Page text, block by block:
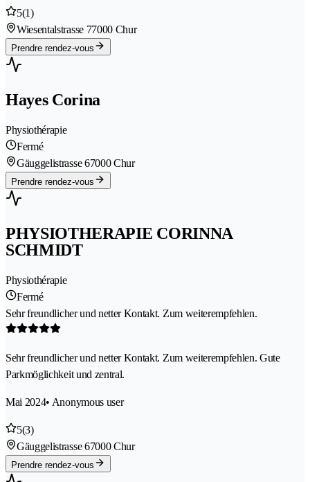
5(1)
Wiesentalstrasse 77000 Chur
Prendre rendez-vous
Hayes Corina
Physiothérapie
Fermé
Gäuggelistrasse 67000 Chur
Prendre rendez-vous
PHYSIOTHERAPIE CORINNA
SCHMIDT
Physiothérapie
Fermé
Sehr freundlicher und netter Kontakt. Zum weiterempfehlen.
Sehr freundlicher und netter Kontakt. Zum weiterempfehlen. Gute
Parkmöglichkeit und zentral.
Mai 2024• Anonymous user
5(3)
Gäuggelistrasse 67000 Chur
Prendre rendez-vous